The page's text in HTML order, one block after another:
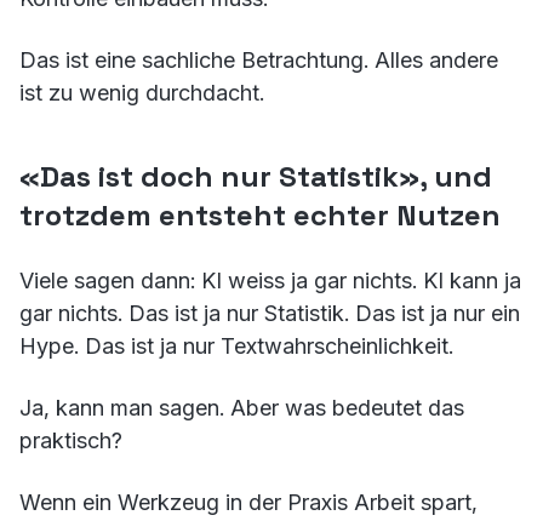
Das ist eine sachliche Betrachtung. Alles andere
ist zu wenig durchdacht.
«Das ist doch nur Statistik», und
trotzdem entsteht echter Nutzen
Viele sagen dann: KI weiss ja gar nichts. KI kann ja
gar nichts. Das ist ja nur Statistik. Das ist ja nur ein
Hype. Das ist ja nur Textwahrscheinlichkeit.
Ja, kann man sagen. Aber was bedeutet das
praktisch?
Wenn ein Werkzeug in der Praxis Arbeit spart,